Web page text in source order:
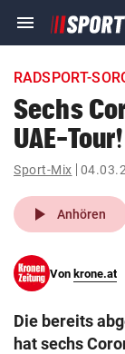
menu Navigation
ein-/
account_circle Anmelden
pin_drop
Wien
search
eingeben
RADSPORT-
Sechs
UAE-Tour!
Sport-Mix
play_arrow Anhören
Von krone.at
Die bereits
hat sechs